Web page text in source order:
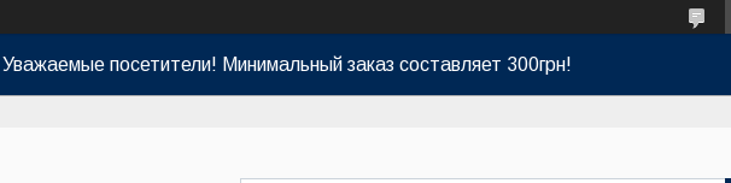
Уважаемые посетители! Минимальный заказ составляет 300грн!